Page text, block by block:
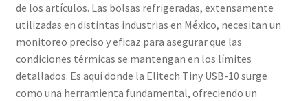
de los artículos. Las bolsas refrigeradas, extensamente
utilizadas en distintas industrias en México, necesitan un
monitoreo preciso y eficaz para asegurar que las
condiciones térmicas se mantengan en los límites
detallados. Es aquí donde la Elitech Tiny USB-10 surge
como una herramienta fundamental, ofreciendo un